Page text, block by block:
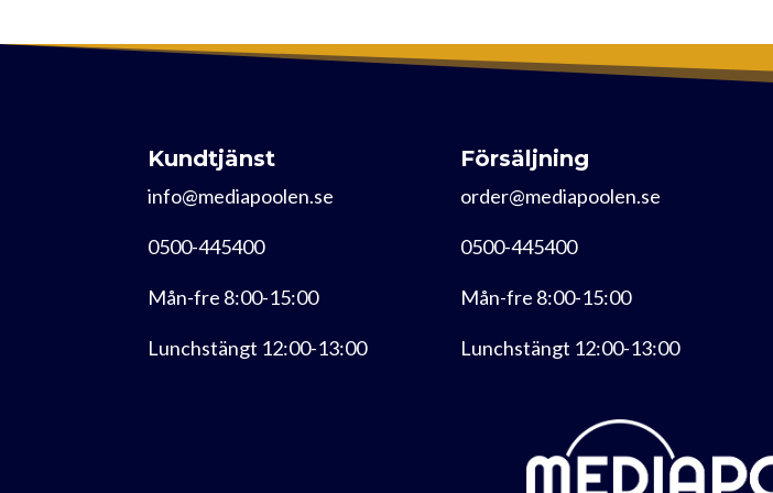
Kundtjänst
info@mediapoolen.se
0500-445400
Mån-fre 8:00-15:00
Lunchstängt 12:00-13:00
Försäljning
order@mediapoolen.se
0500-445400
Mån-fre 8:00-15:00
Lunchstängt 12:00-13:00